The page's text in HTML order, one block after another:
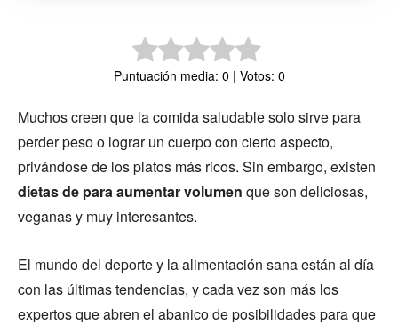
Puntuación media: 0 | Votos: 0
Muchos creen que la comida saludable solo sirve para
perder peso o lograr un cuerpo con cierto aspecto,
privándose de los platos más ricos. Sin embargo, existen
dietas de para aumentar volumen que son deliciosas,
veganas y muy interesantes.
El mundo del deporte y la alimentación sana están al día
con las últimas tendencias, y cada vez son más los
expertos que abren el abanico de posibilidades para que